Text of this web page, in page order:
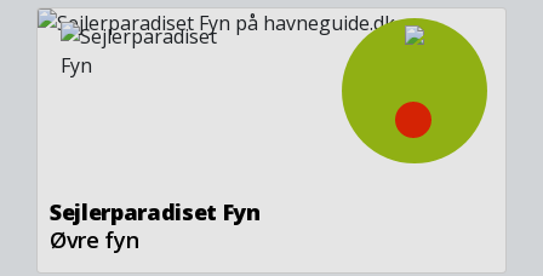
Image
Sejlerparadiset Fyn
Øvre fyn